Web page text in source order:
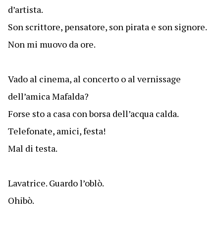
d’artista.
Son scrittore, pensatore, son pirata e son signore.
Non mi muovo da ore.
Vado al cinema, al concerto o al vernissage
dell’amica Mafalda?
Forse sto a casa con borsa dell’acqua calda.
Telefonate, amici, festa!
Mal di testa.
Lavatrice. Guardo l’oblò.
Ohibò.